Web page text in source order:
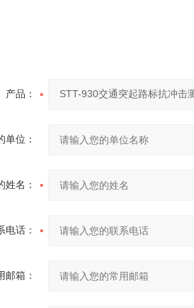
产品：
单位：
姓名：
电话：
邮箱：